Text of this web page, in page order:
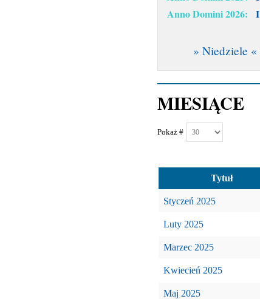
Anno Domini 2026: I
» Niedziele «
MIESIĄCE
Pokaż #
Tytuł
Styczeń 2025
Luty 2025
Marzec 2025
Kwiecień 2025
Maj 2025